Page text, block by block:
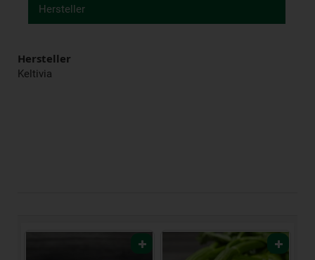
Hersteller
Hersteller
Keltivia